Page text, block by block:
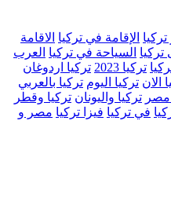
تركيا الإقامة في تركيا الاقامة
تركيا السياحة في تركيا العرب
تركيا 2023
تركيا اردوغان
الان تركيا اليوم تركيا بالعربي
مصر تركيا واليونان تركيا وقطر
في تركيا فيزا تركيا مصر و